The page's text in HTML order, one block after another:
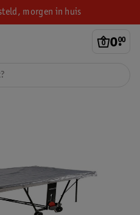
morgen in huis
0.
00